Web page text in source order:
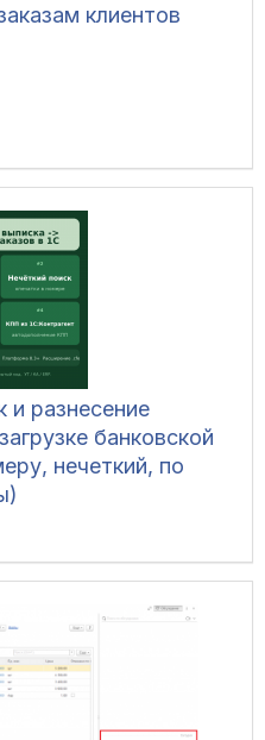
клиентов
и разнесение
банковской
нечеткий, по